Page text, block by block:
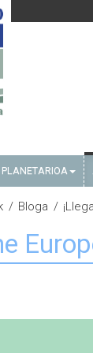
PLANETARIOA
Bloga